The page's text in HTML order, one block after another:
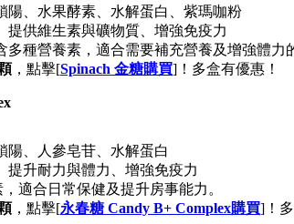
陽、水果酵素、水解蛋白、紫瑪咖粉
提供維生素與礦物質、增強免疫力
多種營養素，適合需要補充營養及增強體力
，點擊[Spinach 金糖購買]！多盒有優惠！
陽、人參皂苷、水解蛋白
提升耐力與體力、增強免疫力
適合日常保健及提升房事能力。
，點擊[永春糖 Candy B+ Complex購買]！